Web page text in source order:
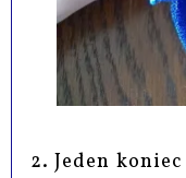
2. Jeden